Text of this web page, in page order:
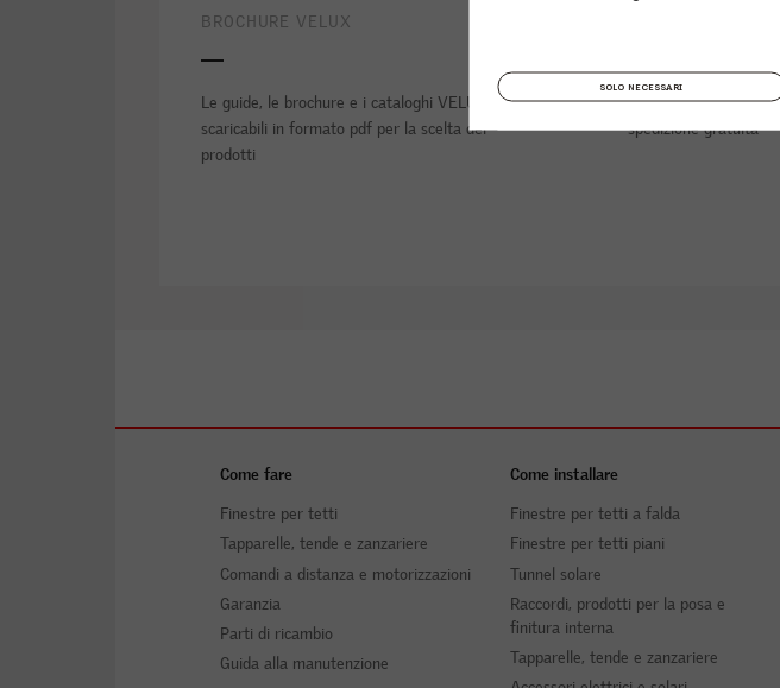
SOLO NECESSARI
BROCHURE VELUX
Le guide, le brochure e i cataloghi VELUX
scaricabili in formato pdf per la scelta dei
prodotti
Tende, tapparelle e
spedizione gratuita
Come fare
Finestre per tetti
Tapparelle, tende e zanzariere
Comandi a distanza e motorizzazioni
Garanzia
Parti di ricambio
Guida alla manutenzione
Come installare
Finestre per tetti a falda
Finestre per tetti piani
Tunnel solare
Raccordi, prodotti per la posa e
finitura interna
Tapparelle, tende e zanzariere